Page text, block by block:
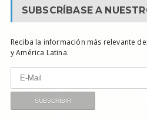
SUBSCRÍBASE A
Reciba la información más relevante
y América Latina.